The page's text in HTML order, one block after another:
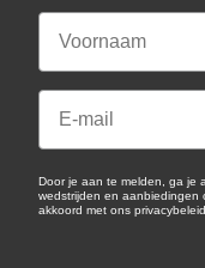
Email
Door je aan te melden, ga je
wedstrijden en aanbiedingen
akkoord met ons